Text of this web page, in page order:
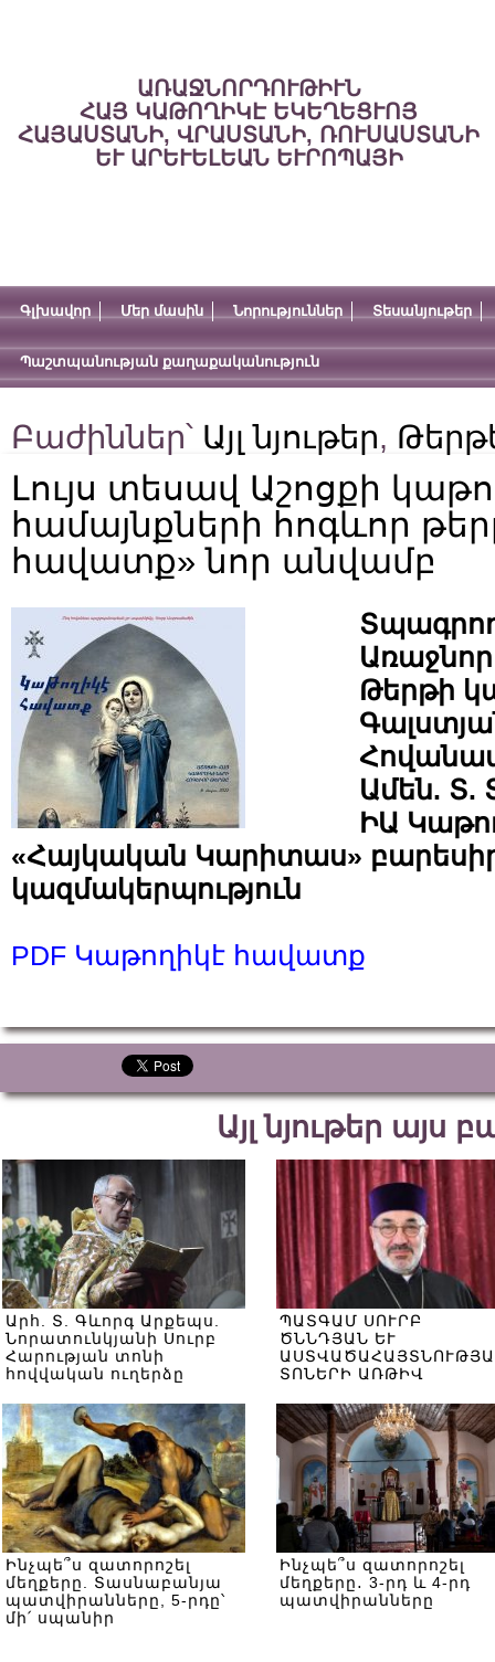
ԱՌԱՋՆՈՐԴՈՒԹԻՒՆ
ՀԱՅ ԿԱԹՈՂԻԿԷ ԵԿԵՂԵՑՒՈՅ
ՀԱՅԱՍՏԱՆԻ, ՎՐԱՍՏԱՆԻ, ՌՈՒՍԱՍՏԱՆԻ
ԵՒ ԱՐԵՒԵԼԵԱՆ ԵՒՐՈՊԱՅԻ
Գլխավոր Մեր մասին Նորություններ Տեսանյութեր
Պաշտպանության քաղաքականություն
Բաժիններ՝ Այլ նյութեր,
Լույս տեսավ Աշոցքի
համայնքների հոգևոր
հավատք» նոր անվամբ
Թերթի
Ամեն. Տ.
ԻԱ
«Հայկական Կարիտաս»
կազմակերպություն
PDF Կաթողիկէ հավատք
Այլ նյութեր այս
Արհ. Տ. Գևորգ Արքեպս.
Նորատունկյանի Սուրբ
Հարության տոնի
հովվական ուղերձը
ՊԱՏԳԱՄ ՍՈՒՐԲ
ԾՆՆԴՅԱՆ ԵՒ
ՏՈՆԵՐԻ ԱՌԹԻՎ
Ինչպե՞ս զատորոշել
մեղքերը. Տասնաբանյա
պատվիրանները, 5-րդը՝
մի՛ սպանիր
Ինչպե՞ս զատորոշել
մեղքերը․ 3-րդ և 4-րդ
պատվիրանները